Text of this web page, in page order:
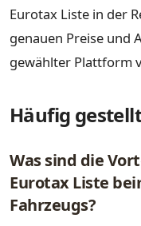
Eurotax Liste in der
genauen Preise und
gewählter Plattform
Häufig
Was sind die
Eurotax Liste
Fahrzeugs?